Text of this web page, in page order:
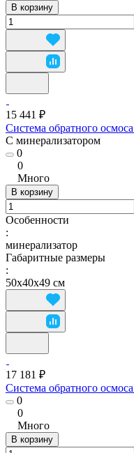
В корзину
15 441 ₽
Система обратного
С минерализатором
0
0
Много
В корзину
Особенности
:
минерализатор
Габаритные размеры
:
50х40х49 см
17 181 ₽
Система обратного
0
0
Много
В корзину